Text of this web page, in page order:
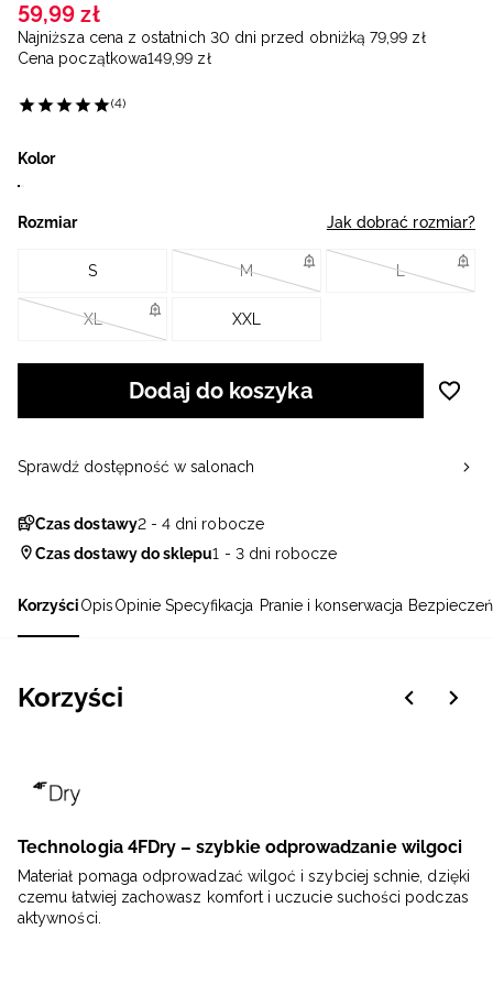
KorzyściOpisOpinie Specyfikacja Pranie i konserwacja
Korzyści
Technologia 4FDry – szybkie odprowadzanie wilgoci
Materiał pomaga odprowadzać wilgoć i szybciej schnie, dzięki
czemu łatwiej zachowasz komfort i uczucie suchości podczas
aktywności.
59,99 zł
Najniższa cena z ostatnich 30 dni przed obniżką 79,99 zł
Cena początkowa149,99 zł
(4)
Kolor
Rozmiar Jak dobrać rozmiar?
S M L
XL XXL
Dodaj do koszyka
Czas dostawy2 - 4 dni robocze
Czas dostawy do sklepu1 - 3 dni robocze
Sprawdź dostępność w salonach